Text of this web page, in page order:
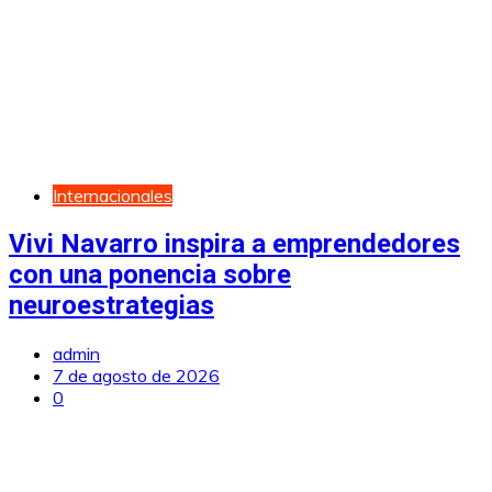
Internacionales
Vivi Navarro inspira a emprendedores
con una ponencia sobre
neuroestrategias
admin
7 de agosto de 2026
0